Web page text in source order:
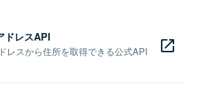
ドレスAPI
レスから住所を取得できる公式API